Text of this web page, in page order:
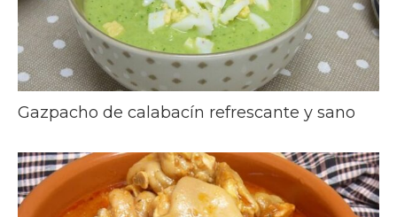
Gazpacho de calabacín refrescante y sano